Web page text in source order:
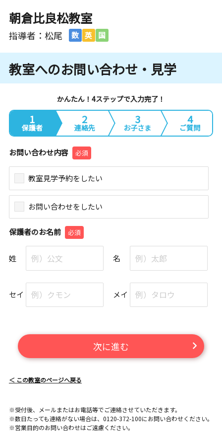
朝倉比良松教室
指導者：松尾 数 英 国
教室へのお問い合わせ・見学
かんたん！4ステップで入力完了！
1
保護者
2
連絡先
3
お子さま
4
ご質問
お問い合わせ内容 必須
教室見学予約をしたい
お問い合わせをしたい
保護者のお名前 必須
姓 名
セイ メイ
次に進む
＜ この教室のページへ戻る
※受付後、メールまたはお電話等でご連絡させていただきます。
※数日たっても連絡がない場合は、0120-372-100にお問い合わせください。
※営業目的のお問い合わせはご遠慮ください。